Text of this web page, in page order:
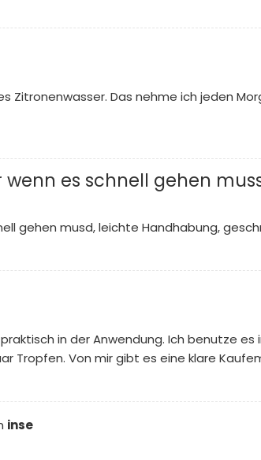
Zitronenwasser. Das nehme ich jeden
es schnell gehen
gehen musd, leichte Handhabung,
in der Anwendung. Ich benutze es
Tropfen. Von mir gibt es eine klare
inse